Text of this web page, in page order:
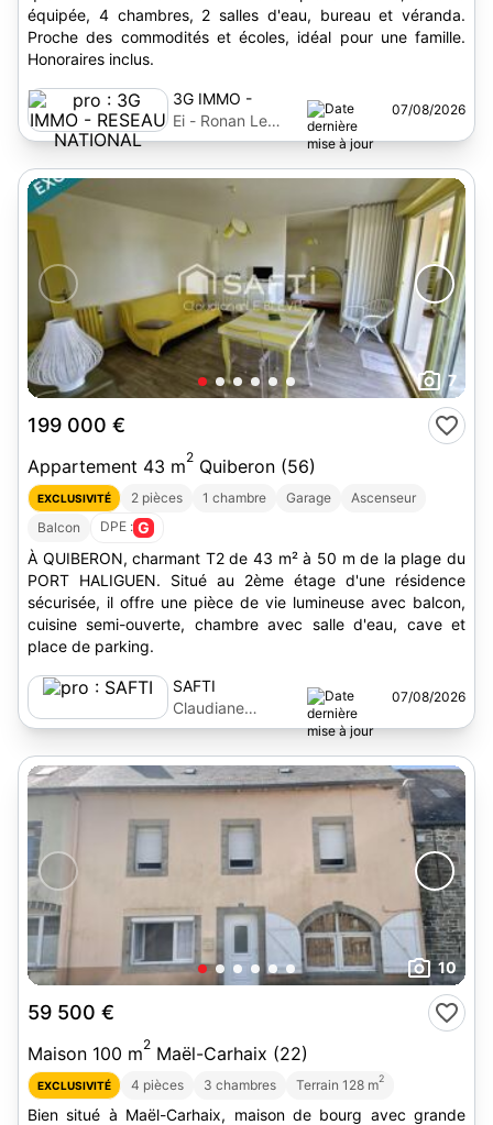
équipée, 4 chambres, 2 salles d'eau, bureau et véranda.
Proche des commodités et écoles, idéal pour une famille.
Honoraires inclus.
3G IMMO -
RESEAU
NATIONAL
Ei - Ronan Le
Bechennec
07/08/2026
7
199 000 €
Appartement 43 m2 Quiberon (56)
EXCLUSIVITÉ 2 pièces 1 chambre Garage
Ascenseur
Balcon
DPE : G
À QUIBERON, charmant T2 de 43 m² à 50 m de la plage du
PORT HALIGUEN. Situé au 2ème étage d'une résidence
sécurisée, il offre une pièce de vie lumineuse avec balcon,
cuisine semi-ouverte, chambre avec salle d'eau, cave et
place de parking.
SAFTI
Claudiane
Leblévec
07/08/2026
10
59 500 €
Maison 100 m2 Maël-Carhaix (22)
EXCLUSIVITÉ 4 pièces 3 chambres Terrain 128 m2
Bien situé à Maël-Carhaix, maison de bourg avec grande